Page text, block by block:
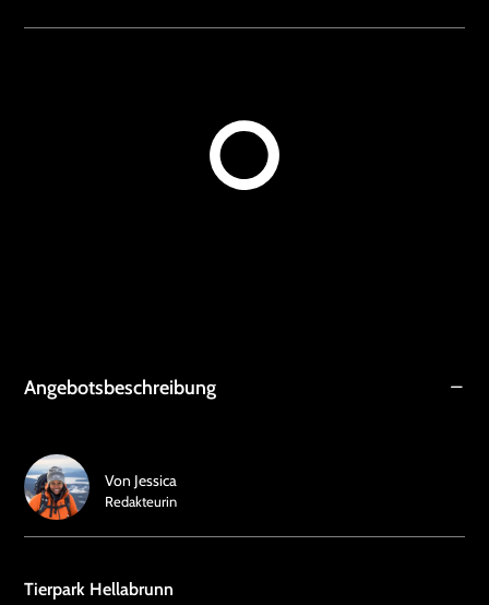
Angebotsbeschreibung
Tierpark Hellabrunn
Von Jessica
Redakteurin